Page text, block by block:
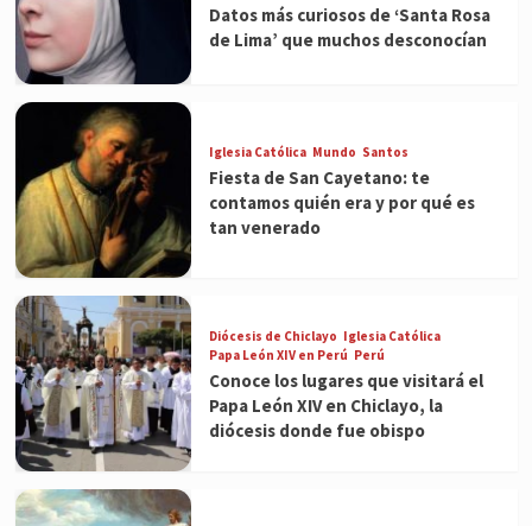
Datos más curiosos de ‘Santa Rosa
de Lima’ que muchos desconocían
Iglesia Católica Mundo Santos
Fiesta de San Cayetano: te
contamos quién era y por qué es
tan venerado
Diócesis de Chiclayo Iglesia Católica
Papa León XIV en Perú Perú
Conoce los lugares que visitará el
Papa León XIV en Chiclayo, la
diócesis donde fue obispo